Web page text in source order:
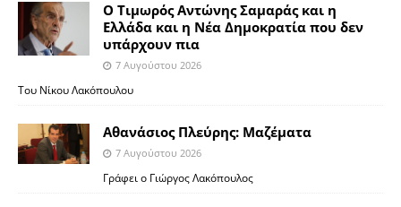
Ο Τιμωρός Αντώνης Σαμαράς και η
Ελλάδα και η Νέα Δημοκρατία που δεν
υπάρχουν πια
7 Αυγούστου 2026
Του Νίκου Λακόπουλου
Αθανάσιος Πλεύρης: Μαζέματα
7 Αυγούστου 2026
Γράφει ο Γιώργος Λακόπουλος